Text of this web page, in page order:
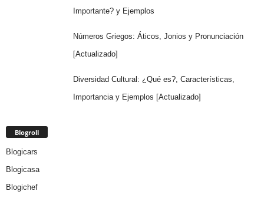
Importante? y Ejemplos
Números Griegos: Áticos, Jonios y Pronunciación
[Actualizado]
Diversidad Cultural: ¿Qué es?, Características,
Importancia y Ejemplos [Actualizado]
Blogroll
Blogicars
Blogicasa
Blogichef